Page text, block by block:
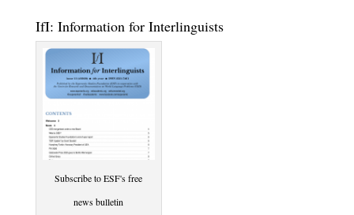
IfI: Information for Interlinguists
Subscribe to ESF's free
news bulletin